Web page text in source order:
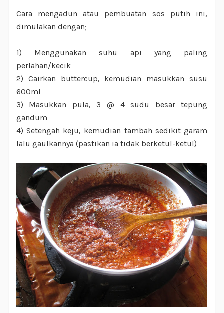
Cara mengadun atau pembuatan sos putih ini,
dimulakan dengan;
1) Menggunakan suhu api yang paling
perlahan/kecik
2) Cairkan buttercup, kemudian masukkan susu
600ml
3) Masukkan pula, 3 @ 4 sudu besar tepung
gandum
4) Setengah keju, kemudian tambah sedikit garam
lalu gaulkannya (pastikan ia tidak berketul-ketul)